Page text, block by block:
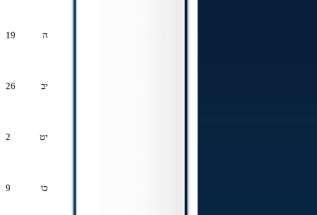
ה 19
יב 26
יט 2
כו 9